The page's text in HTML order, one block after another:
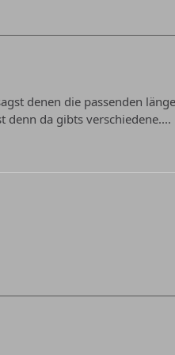
denen die passenden
denn da gibts verschiedene....